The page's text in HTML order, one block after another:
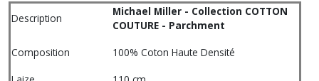
Description
Michael Miller - Collection COTTON
COUTURE - Parchment
Composition
100% Coton Haute Densité